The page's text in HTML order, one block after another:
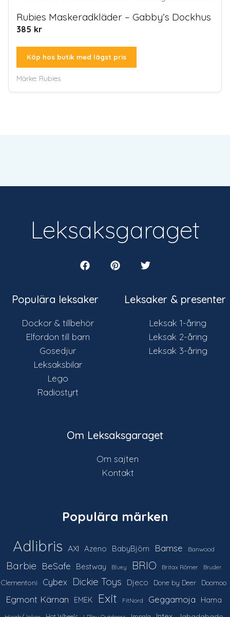
Rubies Maskeradkläder – Gabby’s Dockhus
385 kr
Köp hos butik med lägst pris
Märke: Rubies
Populära leksaker
Dockor & tillbehör
Elfordon till barn
Gosedjur
Leksaksbilar
Lego
Radiostyrt
Leksaksgaraget
Leksaker & presenter
Leksak 1-åring
Leksak 2-åring
Leksak 3-åring
Om Leksaksgaraget
Om sajten
Kontakt
Populära märken
Adlibris AXI Azeno BabyBjörn Bamse Banwood
Barbie BeSafe Bestway Bluey BRIO Britax Römer Bruder
Clementoni Cybex Dickie Toys Djeco Done by Deer Doomoo
Egmont Kärnan EMEK Exit FitNord Geggamoja Hama